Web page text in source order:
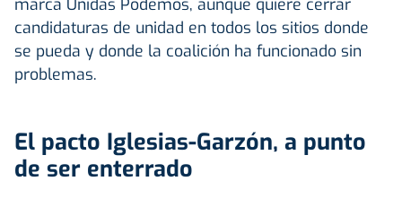
candidaturas de unidad en todos los sitios donde
se pueda y donde la coalición ha funcionado sin
problemas.
El pacto Iglesias-Garzón, a punto
de ser enterrado